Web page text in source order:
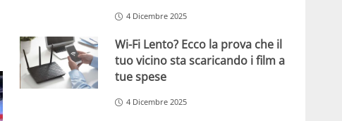
4 Dicembre 2025
Wi-Fi Lento? Ecco la prova che il
tuo vicino sta scaricando i film a
tue spese
4 Dicembre 2025